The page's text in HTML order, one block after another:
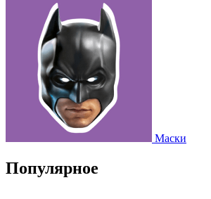
Маски
Популярное